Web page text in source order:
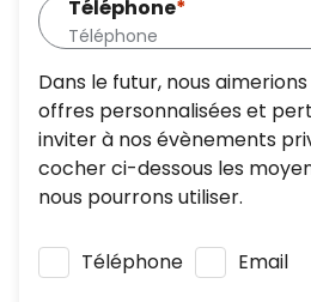
Téléphone*
Dans le futur, nous
offres personnalisées et
inviter à nos évènements
cocher ci-dessous les
nous pourrons utiliser.
Téléphone Email